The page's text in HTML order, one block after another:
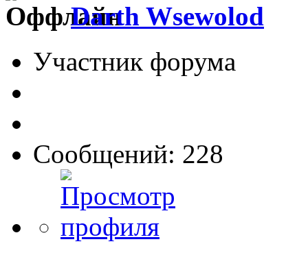
Darth Wsewolod
Участник форума
Сообщений: 228